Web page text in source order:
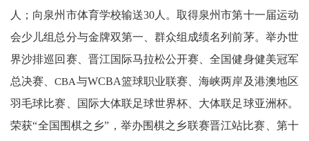
人；向泉州市体育学校输送30人。取得泉州市第十一届运动
会少儿组总分与金牌双第一、群众组成绩名列前茅。举办世
界沙排巡回赛、晋江国际马拉松公开赛、全国健身健美冠军
总决赛、CBA与WCBA篮球职业联赛、海峡两岸及港澳地区
羽毛球比赛、国际大体联足球世界杯、大体联足球亚洲杯。
荣获“全国围棋之乡”，举办围棋之乡联赛晋江站比赛、第十